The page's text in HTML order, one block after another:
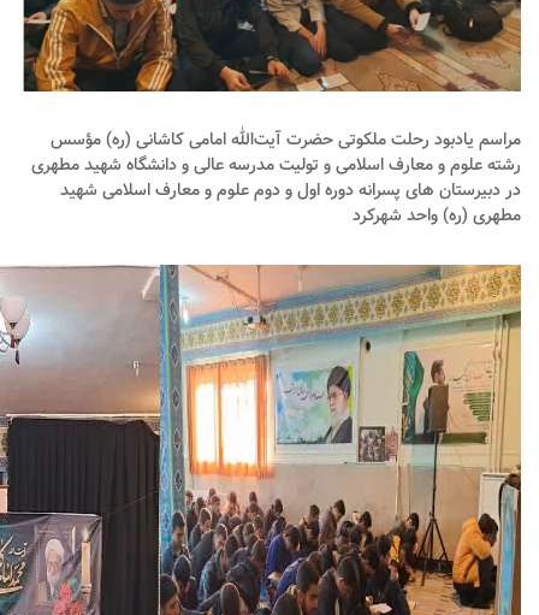
مراسم یادبود رحلت ملکوتی حضرت آیت‌الله امامی کاشانی (ره) مؤسس
رشته علوم و معارف اسلامی و تولیت مدرسه عالی و دانشگاه شهید مطهری
در دبیرستان های پسرانه دوره اول و دوم علوم و معارف اسلامی شهید
مطهری (ره) واحد شهرکرد